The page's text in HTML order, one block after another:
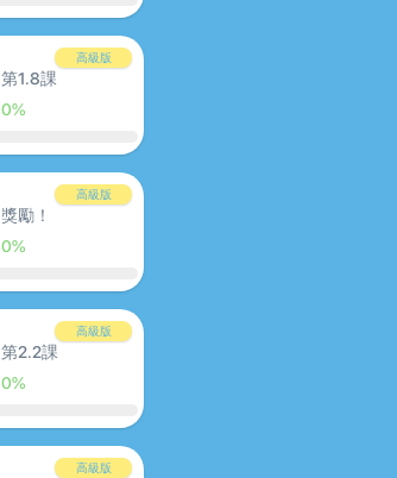
高級版
第1.8課
0%
高級版
獎勵！
0%
高級版
第2.2課
0%
高級版